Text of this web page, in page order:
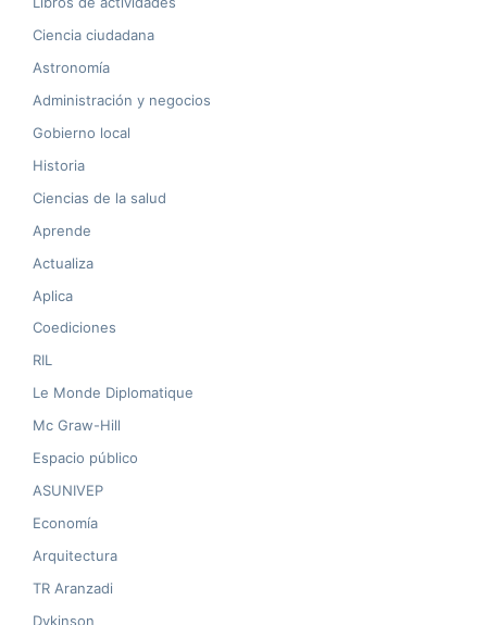
Ciencia ciudadana
Astronomía
Administración y negocios
Gobierno local
Historia
Ciencias de la salud
Aprende
Actualiza
Aplica
Coediciones
RIL
Le Monde Diplomatique
Mc Graw-Hill
Espacio público
ASUNIVEP
Economía
Arquitectura
TR Aranzadi
Dykinson